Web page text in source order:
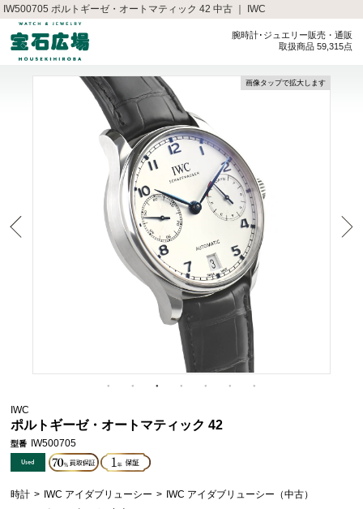
IW500705 ポルトギーゼ・オートマティック 42 中古 ｜ IWC
腕時計･ジュエリー販売・通販
取扱商品 59,315点
画像タップで拡大します
IWC
ポルトギーゼ・オートマティック 42
型番 IW500705
時計 > IWC アイダブリューシー > IWC アイダブリューシー（中古）